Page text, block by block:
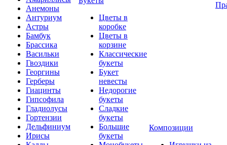
Анемоны
Антуриум
Астры
Бамбук
Брассика
Васильки
Гвоздики
Георгины
Герберы
Гиацинты
Гипсофила
Гладиолусы
Гортензии
Дельфиниум
Ирисы
Цветы в
коробке
Цветы в
корзине
Классические
букеты
Букет
невесты
Недорогие
букеты
Сладкие
букеты
Большие
букеты
Композиции